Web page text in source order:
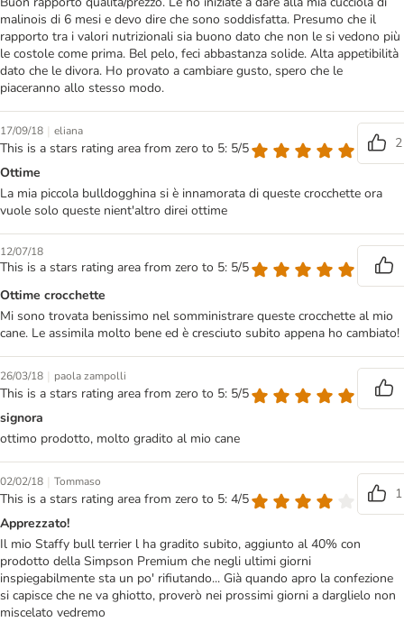
malinois di 6 mesi e devo dire che sono soddisfatta. Presumo che il
rapporto tra i valori nutrizionali sia buono dato che non le si vedono più
le costole come prima. Bel pelo, feci abbastanza solide. Alta appetibilità
dato che le divora. Ho provato a cambiare gusto, spero che le
piaceranno allo stesso modo.
17/09/18 | eliana
This is a stars rating area from zero to 5: 5/5
2
Ottime
La mia piccola bulldogghina si è innamorata di queste crocchette ora
vuole solo queste nient'altro direi ottime
12/07/18
This is a stars rating area from zero to 5: 5/5
Ottime crocchette
Mi sono trovata benissimo nel somministrare queste crocchette al mio
cane. Le assimila molto bene ed è cresciuto subito appena ho cambiato!
26/03/18 | paola zampolli
This is a stars rating area from zero to 5: 5/5
signora
ottimo prodotto, molto gradito al mio cane
02/02/18 | Tommaso
This is a stars rating area from zero to 5: 4/5
1
Apprezzato!
Il mio Staffy bull terrier l ha gradito subito, aggiunto al 40% con
prodotto della Simpson Premium che negli ultimi giorni
inspiegabilmente sta un po' rifiutando... Già quando apro la confezione
si capisce che ne va ghiotto, proverò nei prossimi giorni a darglielo non
miscelato vedremo